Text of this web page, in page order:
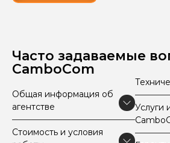
Часто задаваемые
CamboCom
Общая информация об
агентстве
Стоимость и условия
Услуги